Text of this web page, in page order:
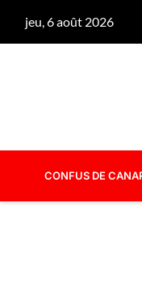
jeu, 6 août 2026
CONFUS DE